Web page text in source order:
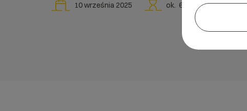
10 września 2025 ok. 6